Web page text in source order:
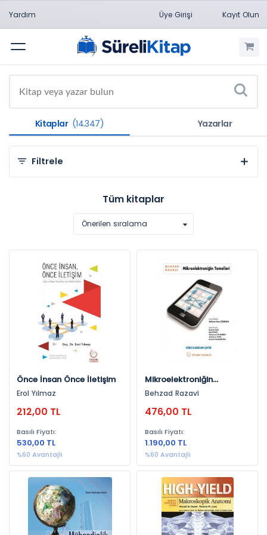
Yardım Üye Girişi Kayıt Olun
Menü
Kitaplar (14.347) Yazarlar
Filtrele
Sosyal ve Beşeri Bilimler (9.361)
Hukuk (3.384)
Sağlık Bilimleri (435)
Doğa Bilimleri (315)
Güzel Sanatlar (152)
Kültür Yayınları (62)
Üniversite Yayınları (1)
Konulara Göre
Eğitim (517)
Ekonomi (511)
Ceza Hukuku (468)
Sosyal Bilimler (431)
Spor (343)
Tarih (266)
İşletme (252)
Akademik Kitap (237)
Yayınevlerine Göre
Tüm kitaplar
Önerilen sıralama
Önce İnsan Önce İletişim
Erol Yılmaz
212,00 TL
Basılı Fiyatı:
530,00 TL
%60 Avantajlı
Mikroelektroniğin
Temelleri
Behzad Razavi
476,00 TL
Basılı Fiyatı:
1.190,00 TL
%60 Avantajlı